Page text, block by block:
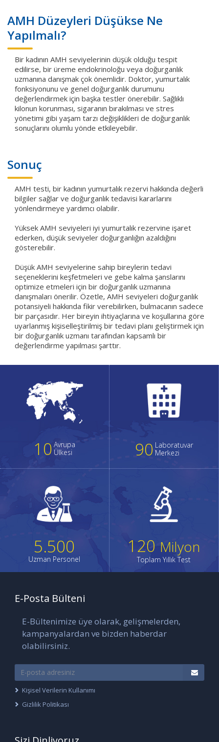
AMH Düzeyleri Düşükse Ne
Yapılmalı?
Bir kadının AMH seviyelerinin düşük olduğu tespit
edilirse, bir üreme endokrinoloğu veya doğurganlık
uzmanına danışmak çok önemlidir. Doktor, yumurtalık
fonksiyonunu ve genel doğurganlık durumunu
değerlendirmek için başka testler önerebilir. Sağlıklı
kilonun korunması, sigaranın bırakılması ve stres
yönetimi gibi yaşam tarzı değişiklikleri de doğurganlık
sonuçlarını olumlu yönde etkileyebilir.
Sonuç
AMH testi, bir kadının yumurtalık rezervi hakkında değerli
bilgiler sağlar ve doğurganlık tedavisi kararlarını
yönlendirmeye yardımcı olabilir.
Yüksek AMH seviyeleri iyi yumurtalık rezervine işaret
ederken, düşük seviyeler doğurganlığın azaldığını
gösterebilir.
Düşük AMH seviyelerine sahip bireylerin tedavi
seçeneklerini keşfetmeleri ve gebe kalma şanslarını
optimize etmeleri için bir doğurganlık uzmanına
danışmaları önerilir. Özetle, AMH seviyeleri doğurganlık
potansiyeli hakkında fikir verebilirken, bulmacanın sadece
bir parçasıdır. Her bireyin ihtiyaçlarına ve koşullarına göre
uyarlanmış kişiselleştirilmiş bir tedavi planı geliştirmek için
bir doğurganlık uzmanı tarafından kapsamlı bir
değerlendirme yapılması şarttır.
10 Avrupa
Ülkesi
90 Laboratuvar
Merkezi
5.500
Uzman Personel
120 Milyon
Toplam Yıllık Test
E-Posta Bülteni
E-Bültenimize üye olarak, gelişmelerden,
kampanyalardan ve bizden haberdar
olabilirsiniz.
Kişisel Verilerin Kullanımı
Gizlilik Politikası